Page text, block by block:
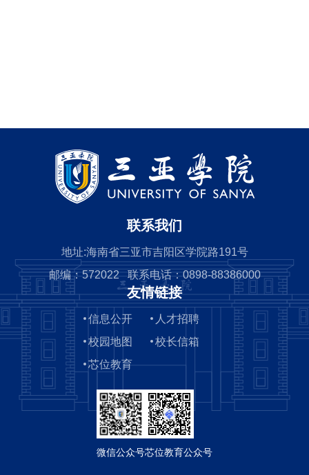
联系我们
地址:海南省三亚市吉阳区学院路191号
邮编：572022 联系电话：0898-88386000
友情链接
信息公开
人才招聘
校园地图
校长信箱
芯位教育
微信公众号芯位教育公众号